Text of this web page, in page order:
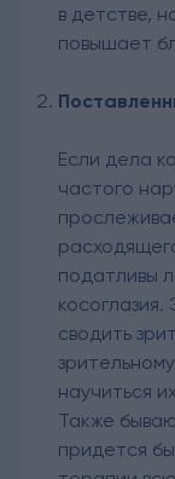
в детстве,
повышает
Если дела
частого
податливы
сводить
научиться
Также
придется